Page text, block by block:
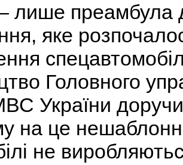
лише преамбула
яке
Головного
МВС України
на це
не